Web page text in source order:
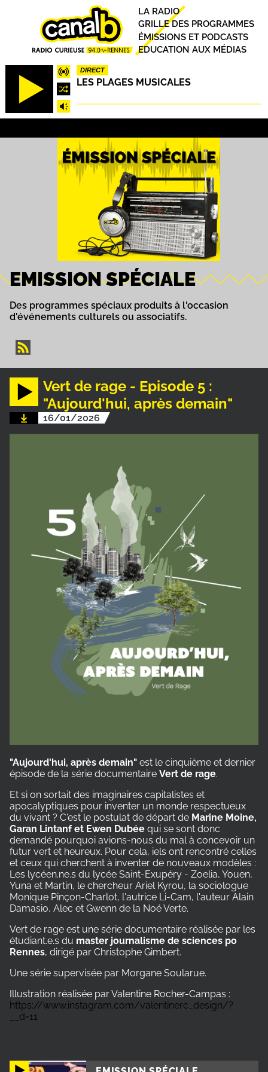
DIRECT
LES PLAGES MUSICALES
Principal
LA RADIO
GRILLE DES PROGRAMMES
ÉMISSIONS ET PODCASTS
EDUCATION AUX MÉDIAS
EMISSION SPÉCIALE
Des programmes spéciaux produits à l'occasion
d'événements culturels ou associatifs.
Vert de rage - Episode 5 :
"Aujourd'hui, après demain"
16/01/2026
"Aujourd'hui, après demain" est le cinquième et dernier
épisode de la série documentaire Vert de rage.
Et si on sortait des imaginaires capitalistes et
apocalyptiques pour inventer un monde respectueux
du vivant ? C'est le postulat de départ de Marine Moine,
Garan Lintanf et Ewen Dubée qui se sont donc
demandé pourquoi avions-nous du mal à concevoir un
futur vert et heureux. Pour cela, iels ont rencontré celles
et ceux qui cherchent à inventer de nouveaux modèles :
Les lycéen.ne.s du lycée Saint-Exupéry - Zoelia, Youen,
Yuna et Martin, le chercheur Ariel Kyrou, la sociologue
Monique Pinçon-Charlot, l'autrice Li-Cam, l'auteur Alain
Damasio, Alec et Gwenn de la Noé Verte.
Vert de rage est une série documentaire réalisée par les
étudiant.e.s du master journalisme de sciences po
Rennes, dirigé par Christophe Gimbert.
Une série supervisée par Morgane Soularue.
Illustration réalisée par Valentine Rocher-Campas :
https://www.instagram.com/valentinerc_design/?
__d=11